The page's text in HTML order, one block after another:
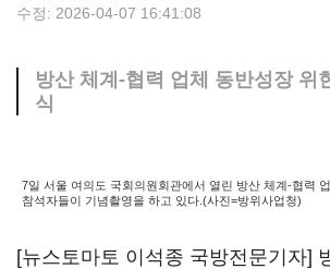
수정: 2026-04-07 16:41:08
방산 체계-협력 업체 동반성장 위
식
7일 서울 여의도 국회의원회관에서 열린 방산 체계-협력
참석자들이 기념촬영을 하고 있다.(사진=방위사업청)
[뉴스토마토 이석종 국방전문기자]